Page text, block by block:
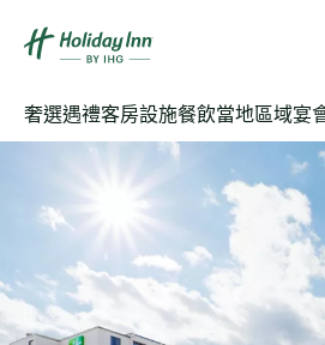
奢選遇禮客房設施餐飲當地區域宴